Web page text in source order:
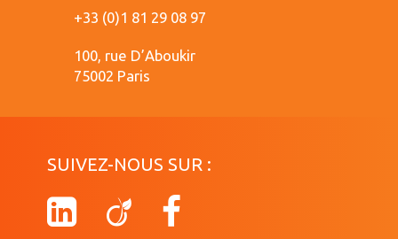
+33 (0)1 81 29 08 97
100, rue D’Aboukir
75002 Paris
SUIVEZ-NOUS SUR :